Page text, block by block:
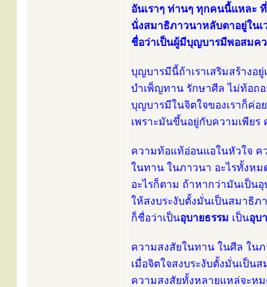
อันเราๆ ท่านๆ ทุกคนนี้แหละ
นั่งสมาธิภาวนาหลับตาอยู่ในเ
ชื่อว่าเป็นผู้มีบุญบารมีพอสมค
บุญบารมีนี้ถ้าเราเสริมสร้างอ
บำเพ็ญทาน รักษาศีล ไม่ท้อถ
บุญบารมีในจิตใจของเราก็ค่
เพราะมันขึ้นอยู่กับความเพีย
ความท้อแท้อ่อนแอในหัวใจ
ในทาน ในภาวนา อะไรทั้งหม
อะไรก็ตาม ถ้าหากว่ามันเป็นอุ
ให้สงบระงับตั้งมั่นเป็นสมาธิภ
ก็ชื่อว่าเป็นอุบายธรรม เป็นอุบ
ความสงสัยในทาน ในศีล ใน
เมื่อจิตใจสงบระงับตั้งมั่นเป็น
ความสงสัยทั้งหลายแหล่จะห